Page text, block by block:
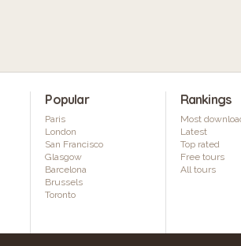
Popular
Paris
London
San Francisco
Glasgow
Barcelona
Brussels
Toronto
Rankings
Most
Latest
Top rated
Free tours
All tours